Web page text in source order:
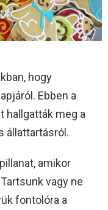
hogy
Ebben a
hallgatták meg a
állattartásról.
amikor
vagy ne
fontolóra a